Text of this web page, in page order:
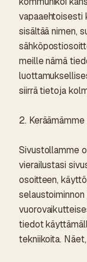
vapaaehtoisesti
sisältää nimen,
meille nämä
siirrä tietoja
2.
Sivustollamme
vierailustasi
osoitteen,
tiedot
tekniikoita.